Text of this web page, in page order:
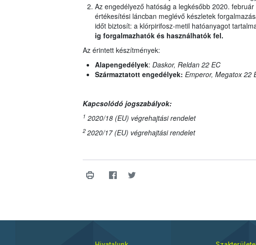
Az engedélyező hatóság a legkésőbb 2020.
értékesítési láncban meglévő készletek
időt biztosít: a klórpirifosz-metil hatóanyagot
ig forgalmazhatók és használhatók fel.
Az érintett készítmények:
Alapengedélyek: Daskor, Reldan 22 EC
Származtatott engedélyek: Emperor, Megatox 22
Kapcsolódó jogszabályok:
1 2020/18 (EU) végrehajtási rendelet
2 2020/17 (EU) végrehajtási rendelet